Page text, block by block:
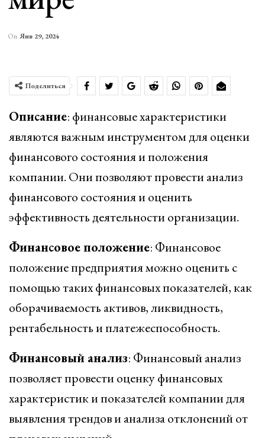
On Янв 29, 2024
Поделиться
Описание: финансовые характеристики
являются важным инструментом для оценки
финансового состояния и положения
компании. Они позволяют провести анализ
финансового состояния и оценить
эффективность деятельности организации.
Финансовое положение: Финансовое
положение предприятия можно оценить с
помощью таких финансовых показателей, как
оборачиваемость активов, ликвидность,
рентабельность и платежеспособность.
Финансовый анализ: Финансовый анализ
позволяет провести оценку финансовых
характеристик и показателей компании для
выявления трендов и анализа отклонений от